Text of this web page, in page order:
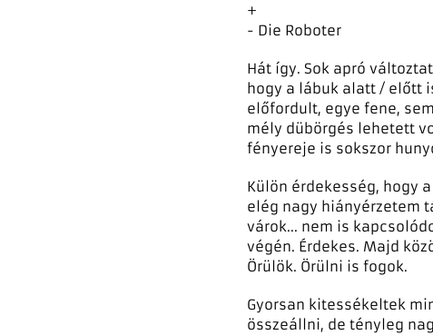
+
- Die Roboter
Hát így. Sok apró
hogy a lábuk alatt / előtt
előfordult, egye fene,
mély dübörgés lehetett
fényereje is sokszor
Külön érdekesség, hogy
elég nagy hiányérzetem
várok... nem is
végén. Érdekes. Majd
Örülök. Örülni is fogok.
Gyorsan kitessékeltek
összeállni, de tényleg